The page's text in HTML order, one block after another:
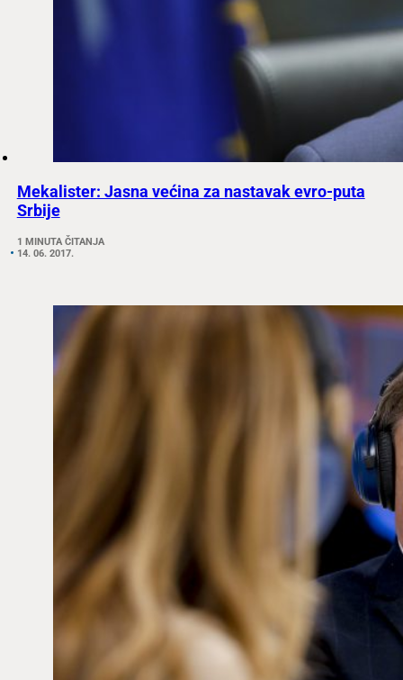
Mekalister: Jasna većina za nastavak evro-puta
Srbije
1 MINUTA ČITANJA
14. 06. 2017.